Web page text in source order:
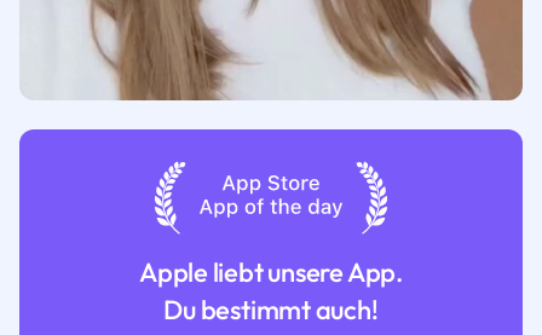
Apple liebt unsere App.
Du bestimmt auch!